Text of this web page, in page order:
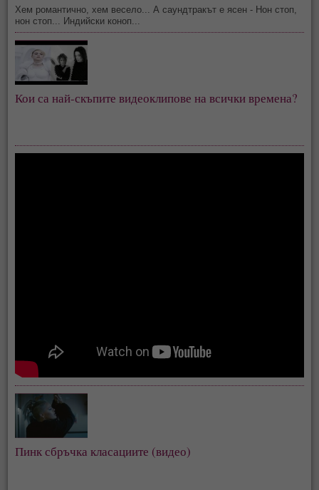
Хем романтично, хем весело... А саундтракът е ясен - Нон стоп,
нон стоп... Индийски коноп...
Кои са най-скъпите видеоклипове на всички времена?
Пинк сбръчка класациите (видео)